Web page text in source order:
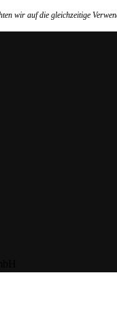
wir auf die gleichzeitige